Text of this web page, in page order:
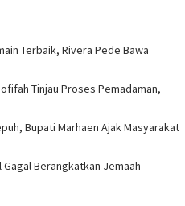
Terbaik, Rivera Pede Bawa
Tinjau Proses Pemadaman,
Bupati Marhaen Ajak Masyarakat
Berangkatkan Jemaah